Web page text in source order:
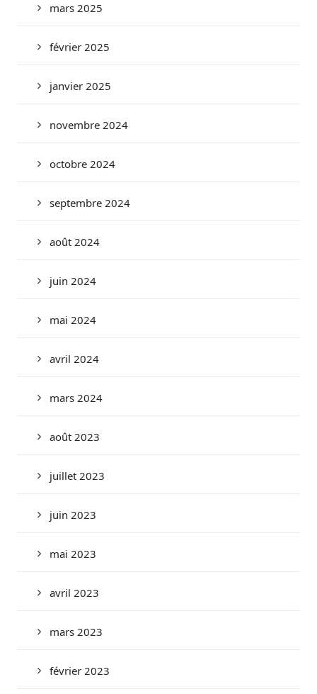
mars 2025
février 2025
janvier 2025
novembre 2024
octobre 2024
septembre 2024
août 2024
juin 2024
mai 2024
avril 2024
mars 2024
août 2023
juillet 2023
juin 2023
mai 2023
avril 2023
mars 2023
février 2023